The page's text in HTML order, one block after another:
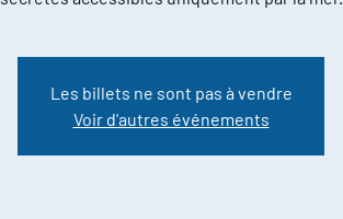
Les billets ne sont pas à vendre
Voir d'autres événements